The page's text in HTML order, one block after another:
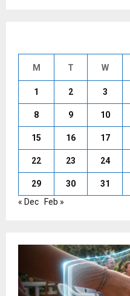
M T W
1 2 3
8 9 10
15 16 17
22 23 24
29 30
31
« Dec
Feb »